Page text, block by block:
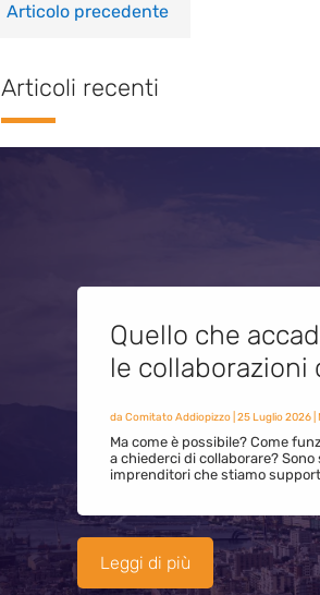
Articolo precedente
Articoli recenti
Quello che
le collaborazioni
da Comitato Addiopizzo| 25 Luglio 2026|
Ma come è possibile? Come
a chiederci di collaborare?
imprenditori che stiamo
Leggi di più